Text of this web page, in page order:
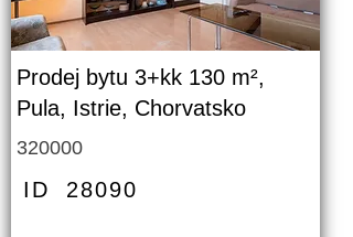
Prodej bytu 3+kk 130 m²,
Pula, Istrie, Chorvatsko
320000
ID 28090